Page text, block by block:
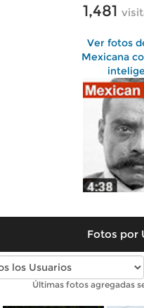
1,481
Ver fotos
Mexicana
Fotos por
Fotos
Últimas fotos agregadas